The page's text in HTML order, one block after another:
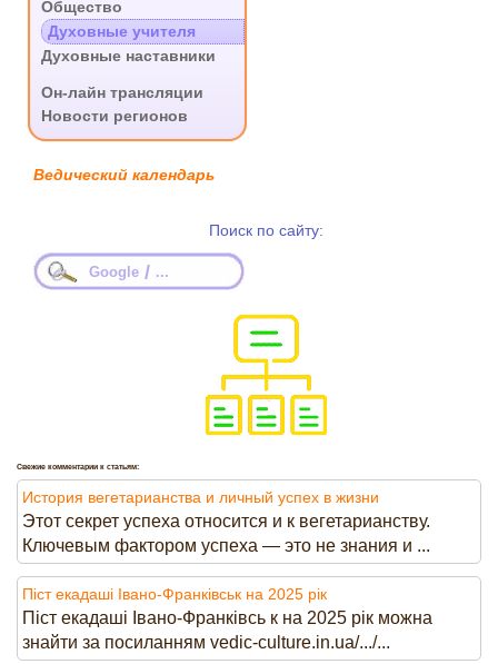
Общество
Духовные учителя
Духовные наставники
Он-лайн трансляции
Новости регионов
Ведический календарь
Поиск по сайту:
Google / ...
Свежие комментарии к статьям:
История вегетарианства и личный успех в жизни
Этот секрет успеха относится и к вегетарианству.
Ключевым фактором успеха — это не знания и ...
Піст екадаші Івано-Франківськ на 2025 рік
Піст екадаші Івано-Франківсь к на 2025 рік можна
знайти за посиланням vedic-culture.in.ua/.../...